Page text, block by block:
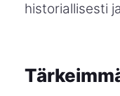
historiallisesti